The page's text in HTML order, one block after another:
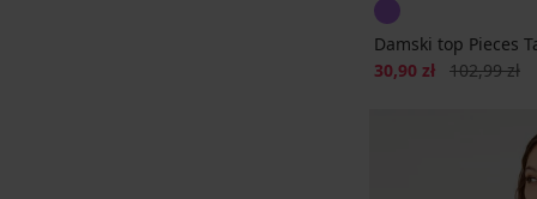
Damski top Pieces
Zniżka
30,90 zł Pierwotna
102,99 zł